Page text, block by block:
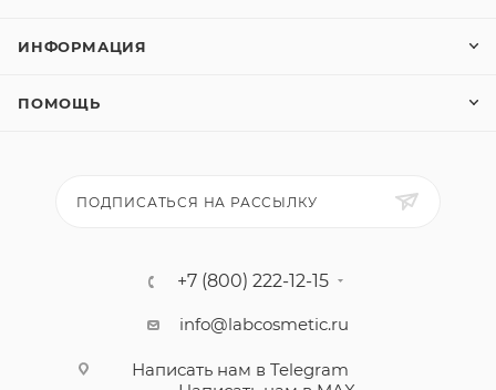
ИНФОРМАЦИЯ
ПОМОЩЬ
ПОДПИСАТЬСЯ НА РАССЫЛКУ
+7 (800) 222-12-15
info@labcosmetic.ru
Написать нам в Telegram